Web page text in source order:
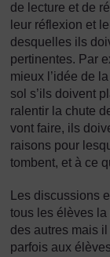
de lecture et de
leur réflexion et
desquelles ils
pertinentes. Par
mieux l’idée de
sol s’ils doivent
ralentir la chute
vont faire, ils
raisons pour
tombent, et à ce
Les discussions
tous les élèves la
des autres mais
parfois aux